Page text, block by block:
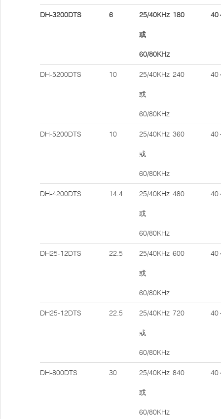
DH-3200DTS 6 25/40KHz
或
60/80KHz
180 40
DH-5200DTS 10 25/40KHz
或
60/80KHz
240 40
DH-5200DTS 10 25/40KHz
或
60/80KHz
360 40
DH-4200DTS 14.4 25/40KHz
或
60/80KHz
480 40
DH25-12DTS 22.5 25/40KHz
或
60/80KHz
600 40
DH25-12DTS 22.5 25/40KHz
或
60/80KHz
720 40
DH-800DTS 30 25/40KHz
或
60/80KHz
840 40